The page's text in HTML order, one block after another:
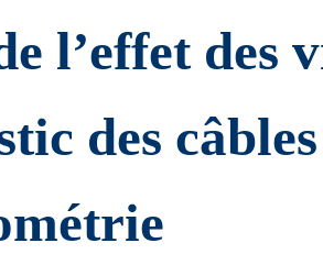
l’effet des
des